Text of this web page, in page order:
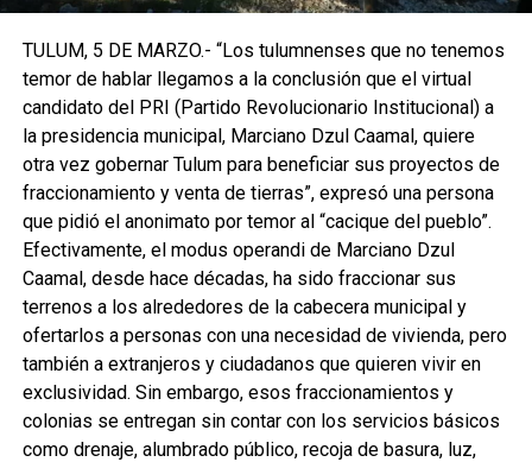
TULUM, 5 DE MARZO.- “Los tulumnenses que no tenemos
temor de hablar llegamos a la conclusión que el virtual
candidato del PRI (Partido Revolucionario Institucional) a
la presidencia municipal, Marciano Dzul Caamal, quiere
otra vez gobernar Tulum para beneficiar sus proyectos de
fraccionamiento y venta de tierras”, expresó una persona
que pidió el anonimato por temor al “cacique del pueblo”.
Efectivamente, el modus operandi de Marciano Dzul
Caamal, desde hace décadas, ha sido fraccionar sus
terrenos a los alrededores de la cabecera municipal y
ofertarlos a personas con una necesidad de vivienda, pero
también a extranjeros y ciudadanos que quieren vivir en
exclusividad. Sin embargo, esos fraccionamientos y
colonias se entregan sin contar con los servicios básicos
como drenaje, alumbrado público, recoja de basura, luz,